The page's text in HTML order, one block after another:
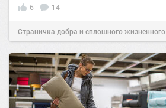
6 14
Страничка добра и сплошного жизненного
позитива!21:2110 окт 2023